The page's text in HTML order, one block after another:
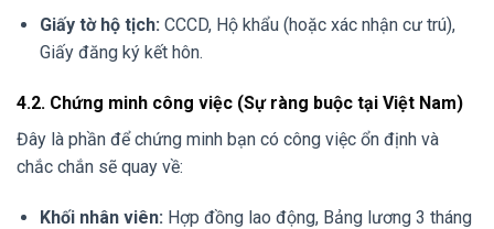
Giấy tờ hộ tịch: CCCD, Hộ khẩu (hoặc xác nhận cư trú),
Giấy đăng ký kết hôn.
4.2. Chứng minh công việc (Sự ràng buộc tại Việt Nam)
Đây là phần để chứng minh bạn có công việc ổn định và
chắc chắn sẽ quay về:
Khối nhân viên: Hợp đồng lao động, Bảng lương 3 tháng